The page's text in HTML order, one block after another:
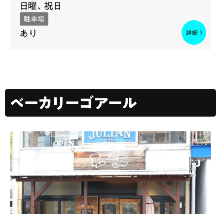
日曜、祝日
駐車場
あり
ベーカリーゴアール